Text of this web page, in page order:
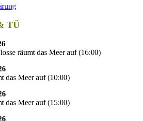
TÜ
räumt das Meer auf(16:00)
das Meer auf(10:00)
das Meer auf(15:00)